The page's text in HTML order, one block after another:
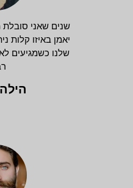
שנים שאני סובלת
יאמן באיזו קלות
שלנו כשמגיעים